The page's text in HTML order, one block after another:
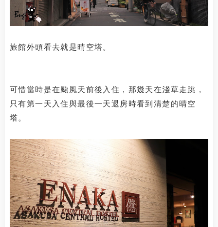
旅館外頭看去就是晴空塔。
可惜當時是在颱風天前後入住，那幾天在淺草走跳，
只有第一天入住與最後一天退房時看到清楚的晴空
塔。